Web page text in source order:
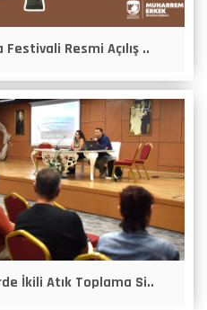
Resmi Açılış ..
İkili Atık Toplama Si..